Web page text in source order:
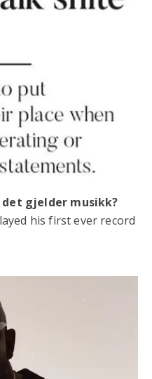
gjelder musikk?
his first ever record